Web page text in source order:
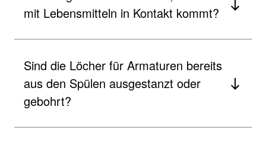
mit Lebensmitteln in Kontakt kommt?
Sind die Löcher für Armaturen bereits
aus den Spülen ausgestanzt oder
gebohrt?